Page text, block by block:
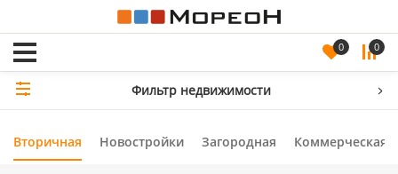
0 0
Фильтр недвижимости
Вторичная Новостройки Загородная Коммерческая